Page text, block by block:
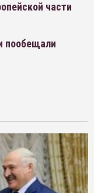
части
пообещали